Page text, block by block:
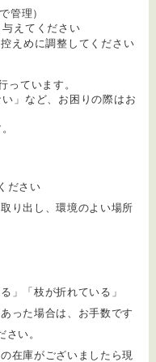
管理）
えてください
えめに調整してください
っています。
」など、お困りの際はお
ださい
り出し、環境のよい場所
」「枝が折れている」
った場合は、お手数です
い。
在庫がございましたら現